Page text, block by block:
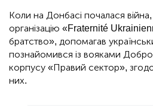
Коли на Донбасі почалася
організацію «Fraternité
братство», допомагав
познайомився із вояками
корпусу «Правий сектор»,
них.